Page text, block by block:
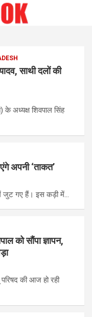
साथी दलों की
के अध्यक्ष शिवपाल सिंह
अपनी ‘ताकत’
जुट गए हैं। इस कड़ी में…
को सौंपा ज्ञापन,
परिषद की आज हो रही